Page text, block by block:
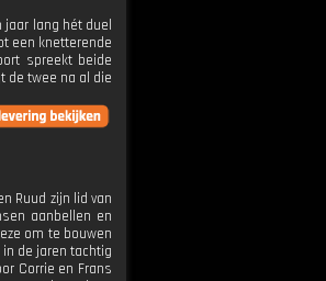
lang hét duel
een knetterende
spreekt beide
de twee na al die
Ruud zijn lid van
aanbellen en
om te bouwen
de jaren tachtig
Corrie en Frans